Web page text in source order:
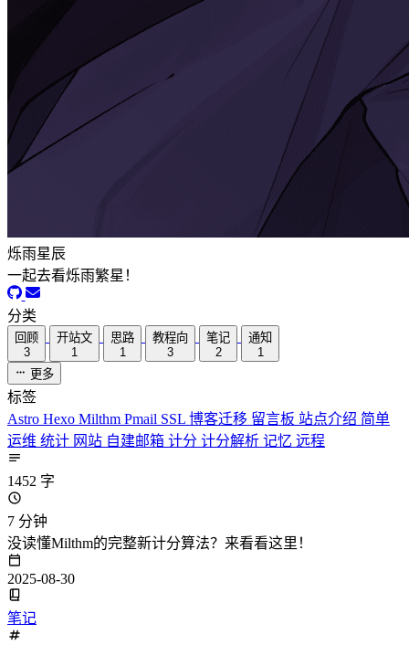
烁雨星辰
一起去看烁雨繁星！
分类
回顾
3
开站文
1
思路
1
教程向
3
笔记
2
通知
1
更多
标签
Astro Hexo Milthm Pmail SSL 博客迁移 留言板 站点介绍 简单
运维 统计 网站 自建邮箱 计分 计分解析 记忆 远程
1452 字
7 分钟
没读懂Milthm的完整新计分算法？来看看这里！
2025-08-30
笔记